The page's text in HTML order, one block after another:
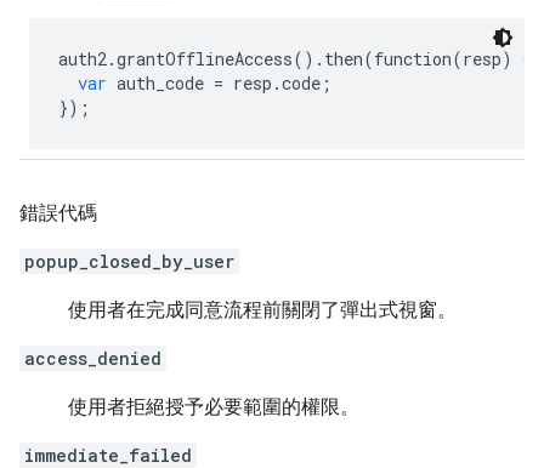
auth2.grantOfflineAccess() . then(function(resp)
{
var auth_code = resp .code ;
});
錯誤代碼
popup_closed_by_user
使用者在完成同意流程前關閉了彈出式視窗。
access_denied
使用者拒絕授予必要範圍的權限。
immediate_failed